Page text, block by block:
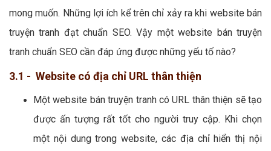
mong muốn. Những lợi ích kể trên chỉ xảy ra khi website bán
truyện tranh đạt chuẩn SEO. Vậy một website bán truyện
tranh chuẩn SEO cần đáp ứng được những yếu tố nào?
3.1 - Website có địa chỉ URL thân thiện
Một website bán truyện tranh có URL thân thiện sẽ tạo
được ấn tượng rất tốt cho người truy cập. Khi chọn
một nội dung trong website, các địa chỉ hiển thị nội